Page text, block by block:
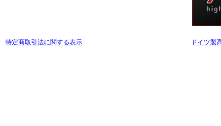
特定商取引法に関する表示 ドイツ製